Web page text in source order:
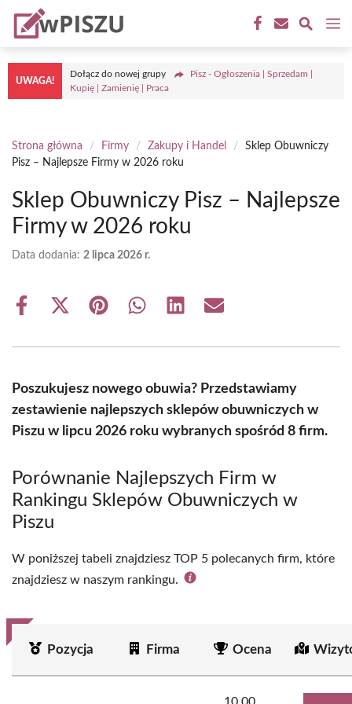
Przejdź
treści
UWAGA!
Dołącz do nowej grupy
Pisz - Ogłoszenia | Sprzedam |
Kupię | Zamienię | Praca
Strona główna / Firmy / Zakupy i Handel /
Sklep Obuwniczy
Pisz – Najlepsze Firmy w 2026 roku
Sklep Obuwniczy Pisz – Najlepsze
Firmy w 2026 roku
Data dodania: 2 lipca 2026 r.
Share
Share
(Twitter)
Share Share Share Share
Poszukujesz nowego obuwia? Przedstawiamy
zestawienie najlepszych sklepów obuwniczych w
Piszu w lipcu 2026 roku wybranych spośród 8 firm.
Porównanie Najlepszych Firm w
Rankingu Sklepów Obuwniczych w
Piszu
W poniższej tabeli znajdziesz TOP 5 polecanych firm, które
znajdziesz w naszym rankingu.
Pozycja Firma Ocena